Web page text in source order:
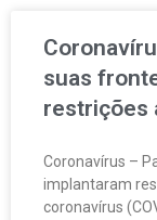
suas
restrições
Coronavírus –
implantaram
coronavírus